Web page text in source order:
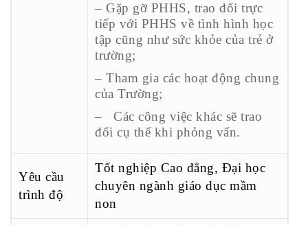
– Gặp gỡ PHHS, trao đổi trực
tiếp với PHHS về tình hình học
tập cũng như sức khỏe của trẻ ở
trường;
– Tham gia các hoạt động chung
của Trường;
– Các công việc khác sẽ trao
đổi cụ thể khi phỏng vấn.
Yêu cầu
trình độ
Tốt nghiệp Cao đẳng, Đại học
chuyên ngành giáo dục mầm
non